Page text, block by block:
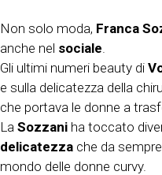
Non solo moda, Franca
anche nel sociale
Gli ultimi numeri beauty di
e sulla delicatezza della
che portava le donne a
La Sozzani ha toccato
delicatezza che da
mondo delle donne curvy.